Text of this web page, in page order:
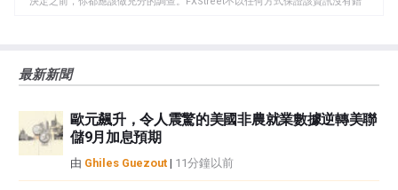
觀點，並不代表FXStreet或其廣告商的官方政策或立場。作者不對本頁連結的
如果文章正文中沒有明確提到，在撰寫本文時，作者在本文中提到的任何股票
中都沒有頭寸，也沒有與文中提到的任何公司有業務關係。除了FXStreet，作
者沒有收到撰寫這篇文章的報酬。
最新新聞
歐元飆升，令人震驚的美國非農就業數據逆轉美聯
儲9月加息預期
由 Ghiles Guezout | 11分鐘以前